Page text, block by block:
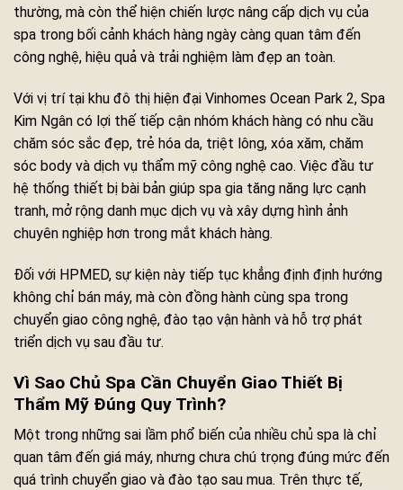
thường, mà còn thể hiện chiến lược nâng cấp dịch vụ của
spa trong bối cảnh khách hàng ngày càng quan tâm đến
công nghệ, hiệu quả và trải nghiệm làm đẹp an toàn.
Với vị trí tại khu đô thị hiện đại Vinhomes Ocean Park 2, Spa
Kim Ngân có lợi thế tiếp cận nhóm khách hàng có nhu cầu
chăm sóc sắc đẹp, trẻ hóa da, triệt lông, xóa xăm, chăm
sóc body và dịch vụ thẩm mỹ công nghệ cao. Việc đầu tư
hệ thống thiết bị bài bản giúp spa gia tăng năng lực cạnh
tranh, mở rộng danh mục dịch vụ và xây dựng hình ảnh
chuyên nghiệp hơn trong mắt khách hàng.
Đối với HPMED, sự kiện này tiếp tục khẳng định định hướng
không chỉ bán máy, mà còn đồng hành cùng spa trong
chuyển giao công nghệ, đào tạo vận hành và hỗ trợ phát
triển dịch vụ sau đầu tư.
Vì Sao Chủ Spa Cần Chuyển Giao Thiết Bị
Thẩm Mỹ Đúng Quy Trình?
Một trong những sai lầm phổ biến của nhiều chủ spa là chỉ
quan tâm đến giá máy, nhưng chưa chú trọng đúng mức đến
quá trình chuyển giao và đào tạo sau mua. Trên thực tế,